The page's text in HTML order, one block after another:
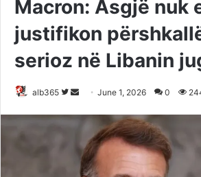
Macron: Asgjë nuk
justifikon
serioz në Libanin
alb365
Follow
Twitter
Send
email
June 1, 2026 0